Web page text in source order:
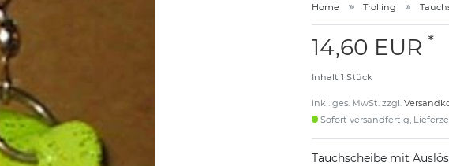
Home Trolling
14,60 EUR *
Inhalt 1 Stück
inkl. ges. MwSt. zzgl.
Sofort versandfertig,
Tauchscheibe mit